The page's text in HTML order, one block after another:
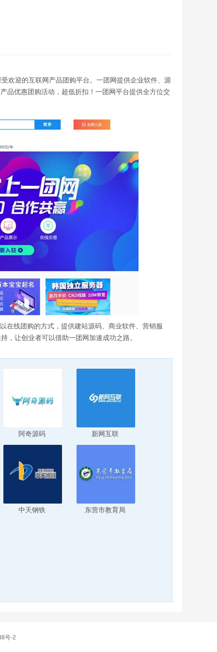
欢迎的互联网产品团购平台。一团网提供企业软件、源
品优惠团购活动，超低折扣！一团网平台提供全方位交
在线团购的方式，提供建站源码、商业软件、营销服
，让创业者可以借助一团网加速成功之路。
阿奇源码 新网互联
中天钢铁 东营市教育局
号-2